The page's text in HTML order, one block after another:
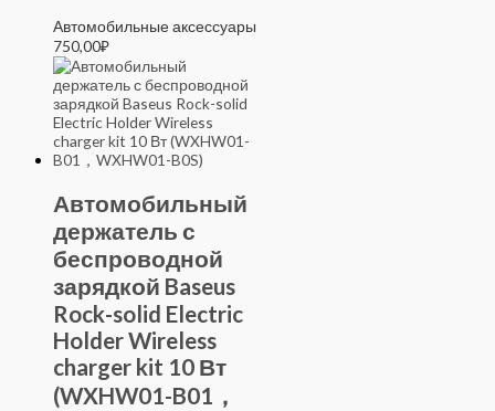
Автомобильные аксессуары
750,00₽
Автомобильный
держатель с
беспроводной
зарядкой Baseus
Rock-solid Electric
Holder Wireless
charger kit 10 Вт
(WXHW01-B01，